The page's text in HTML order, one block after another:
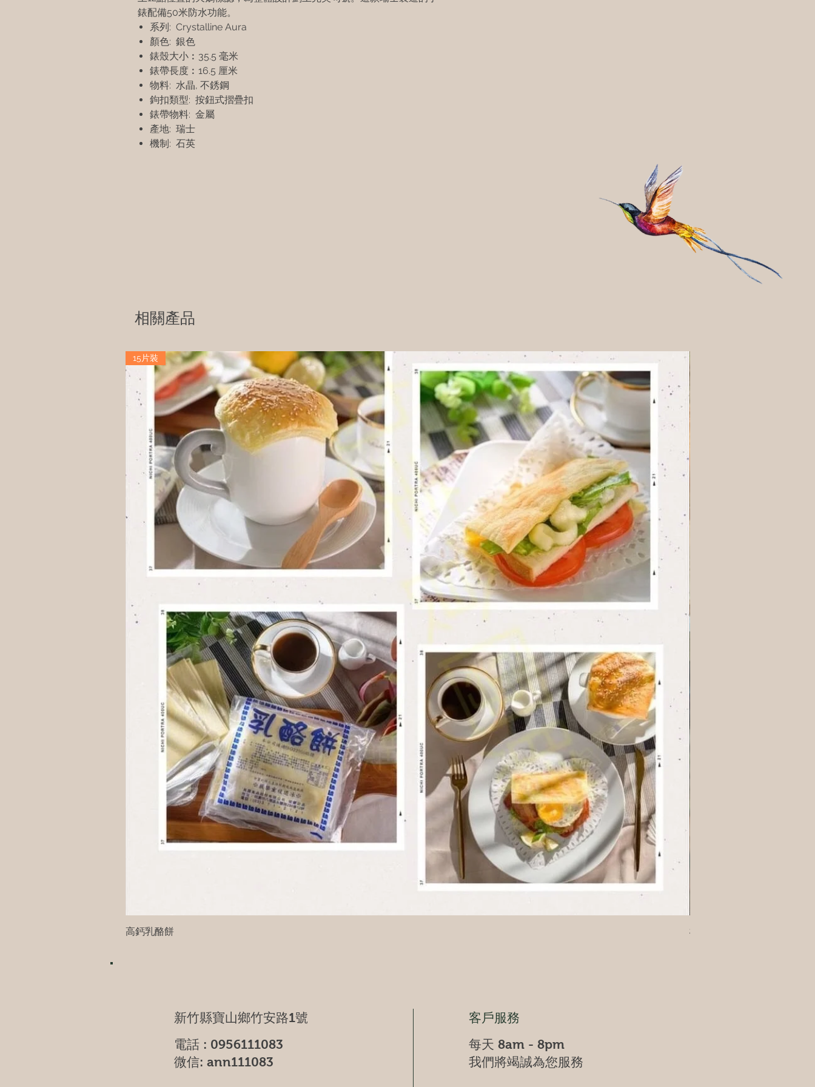
錶配備50米防水功能。
系列: Crystalline Aura
顏色: 銀色
錶殼大小︰35.5 毫米
錶帶長度︰16.5 厘米
物料: 水晶, 不銹鋼
鉤扣類型: 按鈕式摺疊扣
錶帶物料: 金屬
產地: 瑞士
機制: 石英
相關產品
15片裝
高鈣乳酪餅 樹葡萄
新竹縣寶山鄉竹安路1號
電話 : 0956111083
微信: ann111083
客戶服務
每天 8am - 8pm
我們將竭誠為您服務